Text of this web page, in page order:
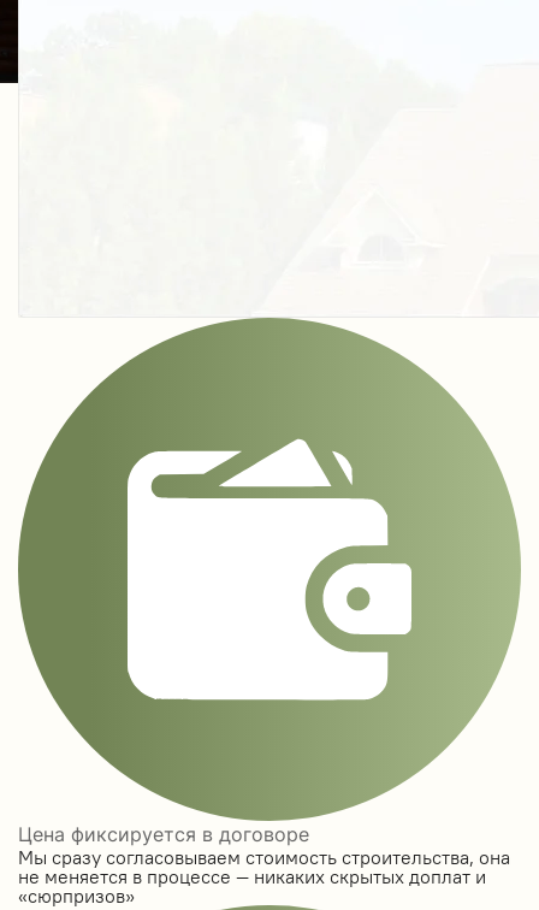
Цена фиксируется в договоре
Мы сразу согласовываем стоимость строительства, она
не меняется в процессе — никаких скрытых доплат и
«сюрпризов»